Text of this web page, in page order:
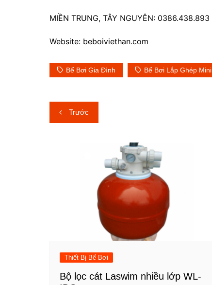
MIỀN TRUNG, TÂY NGUYÊN: 0386.438.893
Website: beboiviethan.com
Bể Bơi Gia Đình Bể Bơi Lắp Ghép Mini
Điều
hướng
Trước
Thiết Bị Bể Bơi
Bộ lọc cát Laswim nhiều lớp WL-